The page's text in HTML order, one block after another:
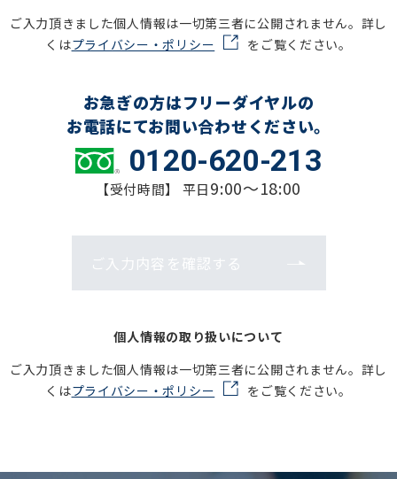
ご入力頂きました個人情報は一切第三者に公開されません。詳し
くはプライバシー・ポリシー をご覧ください。
お急ぎの方はフリーダイヤルの
お電話にてお問い合わせください。
0120-620-213
【受付時間】 平日9:00～18:00
ご入力内容を確認する
個人情報の取り扱いについて
ご入力頂きました個人情報は一切第三者に公開されません。詳し
くはプライバシー・ポリシー をご覧ください。